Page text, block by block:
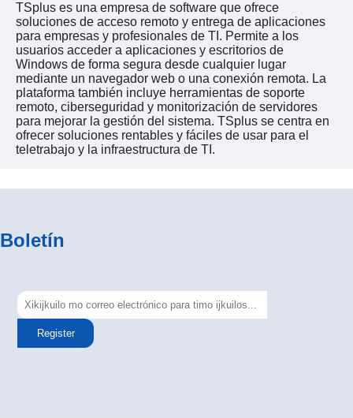
TSplus es una empresa de software que ofrece
soluciones de acceso remoto y entrega de aplicaciones
para empresas y profesionales de TI. Permite a los
usuarios acceder a aplicaciones y escritorios de
Windows de forma segura desde cualquier lugar
mediante un navegador web o una conexión remota. La
plataforma también incluye herramientas de soporte
remoto, ciberseguridad y monitorización de servidores
para mejorar la gestión del sistema. TSplus se centra en
ofrecer soluciones rentables y fáciles de usar para el
teletrabajo y la infraestructura de TI.
Boletín
Register